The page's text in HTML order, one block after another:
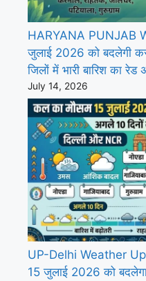
HARYANA PUNJAB
जुलाई 2026 को बदलेगी
जिलों में भारी बारिश का रेड
July 14, 2026
UP-Delhi Weather
15 जुलाई 2026 को